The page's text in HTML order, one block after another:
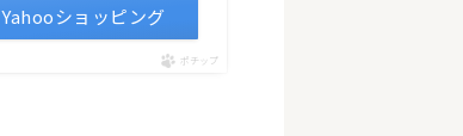
Yahooショッピング
ポチップ